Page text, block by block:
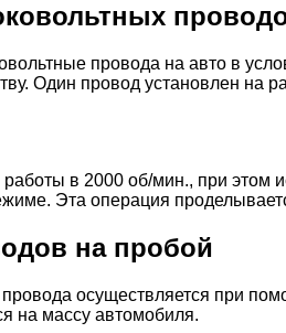
провода на авто в
Один провод установлен на
в 2000 об/мин., при этом
Эта операция
на пробой
осуществляется при
на массу автомобиля.